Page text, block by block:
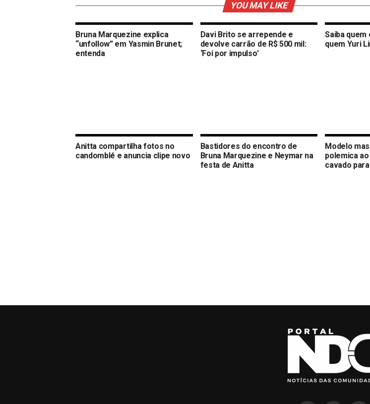
YOU MAY LIKE
Bruna Marquezine explica
“unfollow” em Yasmin Brunet;
entenda
Davi Brito se arrepende e
devolve carrão de R$ 500 mil:
‘Foi por impulso’
Saiba quem
quem Yuri
Anitta compartilha fotos no
candomblé e anuncia clipe novo
Bastidores do encontro de
Bruna Marquezine e Neymar na
festa de Anitta
Modelo
polemica
cavado